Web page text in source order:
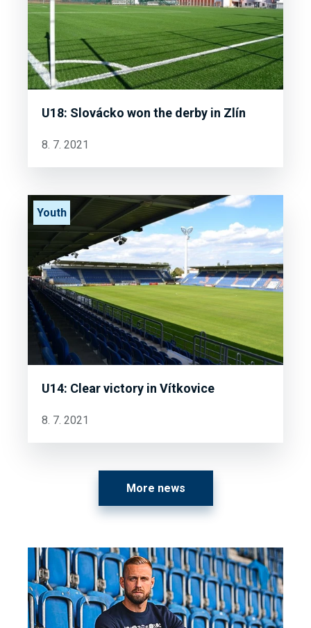
U18: Slovácko won the derby in Zlín
8. 7. 2021
U14: Clear victory in Vítkovice
Youth
8. 7. 2021
More news